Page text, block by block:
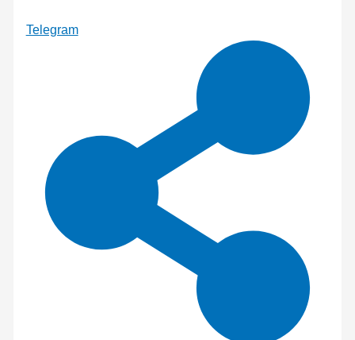
Telegram